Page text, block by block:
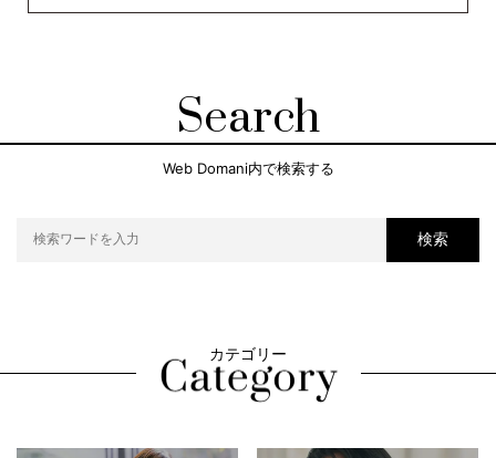
Search
Web Domani内で検索する
検索
カテゴリー